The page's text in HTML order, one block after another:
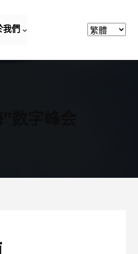
我們